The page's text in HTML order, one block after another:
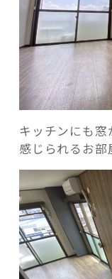
キッチンにも窓
感じられるお部